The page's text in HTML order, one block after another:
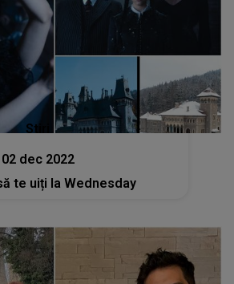
Stiri
02 dec 2022
te uiți la Wednesday